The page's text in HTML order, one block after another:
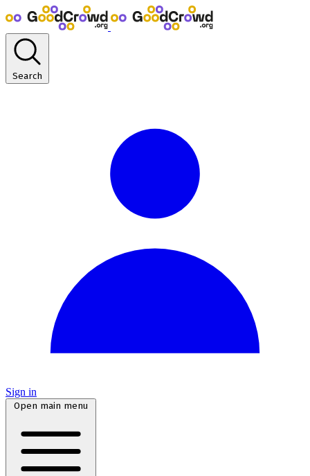
Search
Sign in
Open main menu